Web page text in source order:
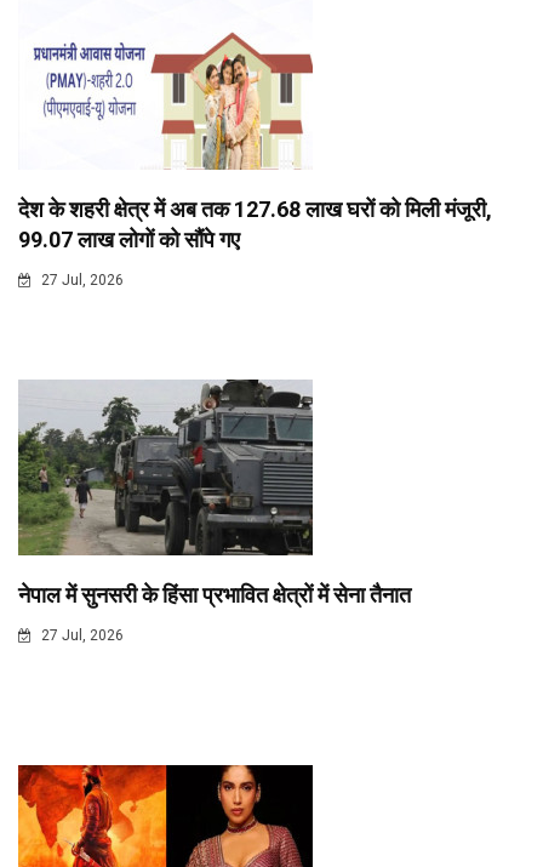
देश के शहरी क्षेत्र में अब तक 127.68 लाख घरों को मिली मंजूरी,
99.07 लाख लोगों को सौंपे गए
27 Jul, 2026
नेपाल में सुनसरी के हिंसा प्रभावित क्षेत्रों में सेना तैनात
27 Jul, 2026